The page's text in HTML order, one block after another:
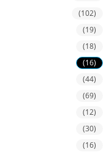
(102)
(19)
(18)
(16)
(44)
(69)
(12)
(30)
(16)